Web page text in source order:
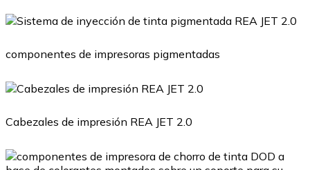
componentes de impresoras pigmentadas
Cabezales de impresión REA JET 2.0